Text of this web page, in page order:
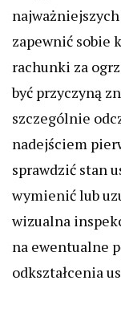
zapewnić
rachunki za
być przyczyną
szczególnie
nadejściem
sprawdzić stan
wymienić lub
wizualna
na ewentualne
odkształcenia